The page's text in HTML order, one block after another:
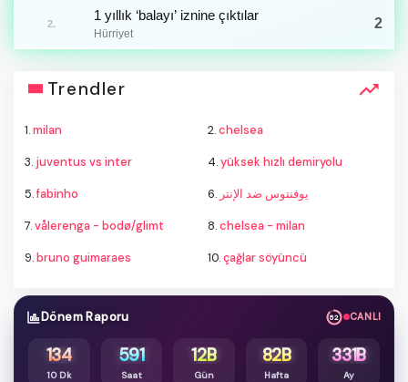
2.
1 yıllık ‘balayı’ iznine çıktılar
Hürriyet
2
Trendler
1.milan 2.chelsea
3. juventus vs inter 4.yüksek hızlı demiryolu
5.fabinho 6. يوفنتوس ضد الإنتر
7.vålerenga - bodø/glimt 8.chelsea - milan
9.bruno guimaraes 10.çağlar söyüncü
Dönem Raporu 51 CANLI
134
10 Dk
591
Saat
12B
Gün
82B
Hafta
331B
Ay